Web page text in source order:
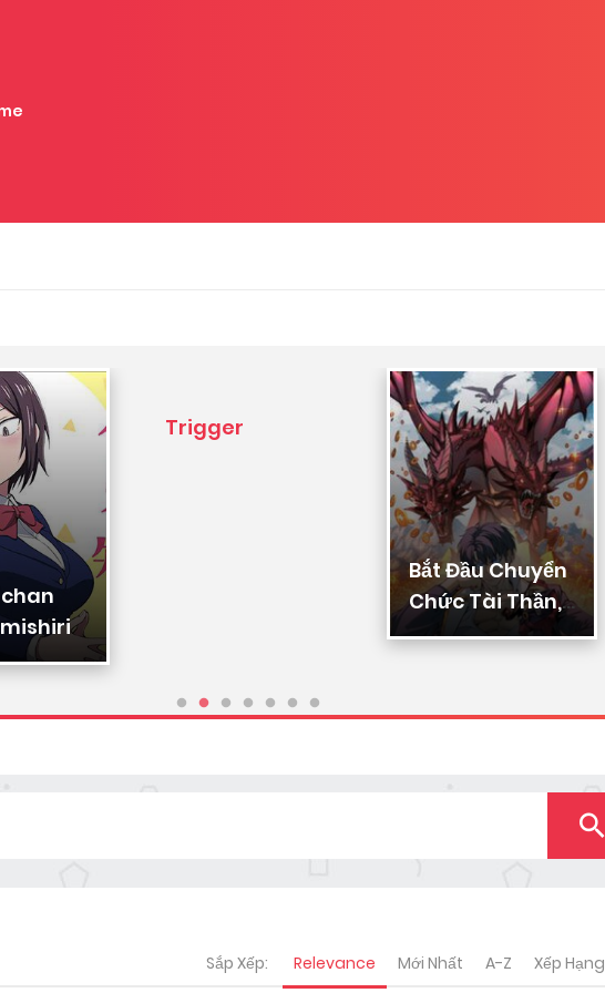
Trigger
Bắt Đầu Chuyển
Chức Tài Thần,
Ta Chuyển Hóa
Sắp Xếp: Relevance Mới Nhất A-Z Xếp Hạng